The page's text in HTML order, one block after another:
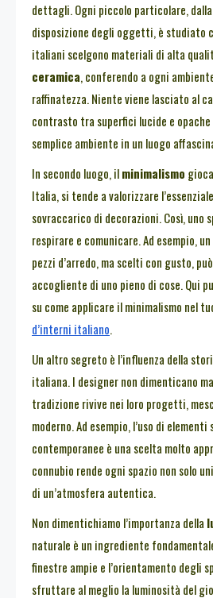
dettagli. Ogni piccolo particolare,
disposizione degli oggetti, è studiato
italiani scelgono materiali di alta
ceramica, conferendo a ogni
raffinatezza. Niente viene lasciato al
contrasto tra superfici lucide e
semplice ambiente in un luogo
In secondo luogo, ilminimalismo
Italia, si tende a valorizzare
sovraccarico di decorazioni. Così, uno
respirare e comunicare. Ad esempio,
pezzi d’arredo, ma scelti con gusto,
accogliente di uno pieno di cose. Qui
su come applicare il minimalismo nel
d’interni italiano.
Un altro segreto è l’influenza della
italiana. I designer non dimenticano
tradizione rivive nei loro progetti,
moderno. Ad esempio, l’uso di
contemporanee è una scelta molto
connubio rende ogni spazio non solo
di un’atmosfera autentica.
Non dimentichiamo l’importanza della
naturale è un ingrediente
finestre ampie e l’orientamento degli
sfruttare al meglio la luminosità del